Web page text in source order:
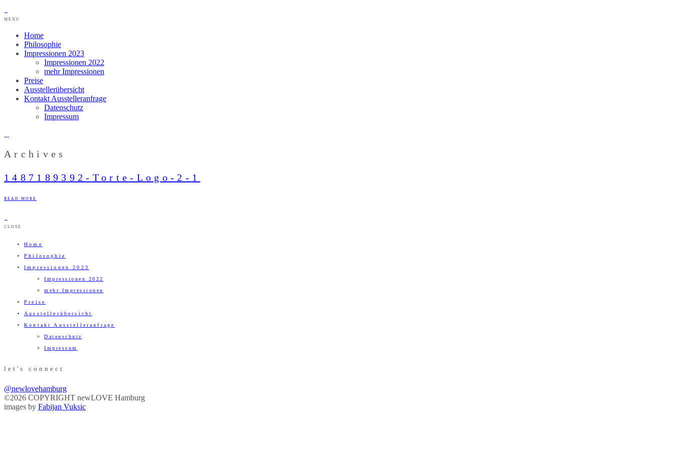
MENU
Home
Philosophie
Impressionen 2023
Impressionen 2022
mehr Impressionen
Preise
Ausstellerübersicht
Kontakt Ausstelleranfrage
Datenschutz
Impressum
Archives
1487189392-Torte-Logo-2-1
READ MORE
CLOSE
Home
Philosophie
Impressionen 2023
Impressionen 2022
mehr Impressionen
Preise
Ausstellerübersicht
Kontakt Ausstelleranfrage
Datenschutz
Impressum
let's connect
@newlovehamburg
©2026 COPYRIGHT newLOVE Hamburg
images by Fabijan Vuksic